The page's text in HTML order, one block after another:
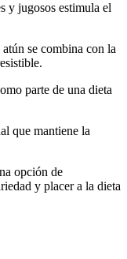
y jugosos estimula el
se combina con la
parte de una dieta
que mantiene la
opción de
y placer a la dieta